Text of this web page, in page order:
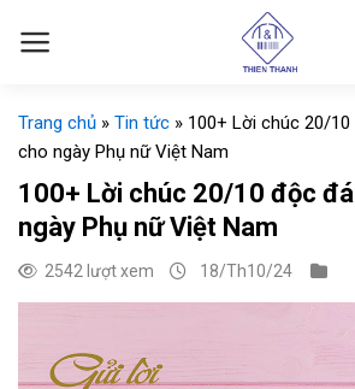
đến
Trang chủ » Tin tức » 100+ Lời chúc 20/
cho ngày Phụ nữ Việt Nam
100+ Lời chúc 20/10 độc
ngày Phụ nữ Việt Nam
2542 lượt xem 18/Th10/24